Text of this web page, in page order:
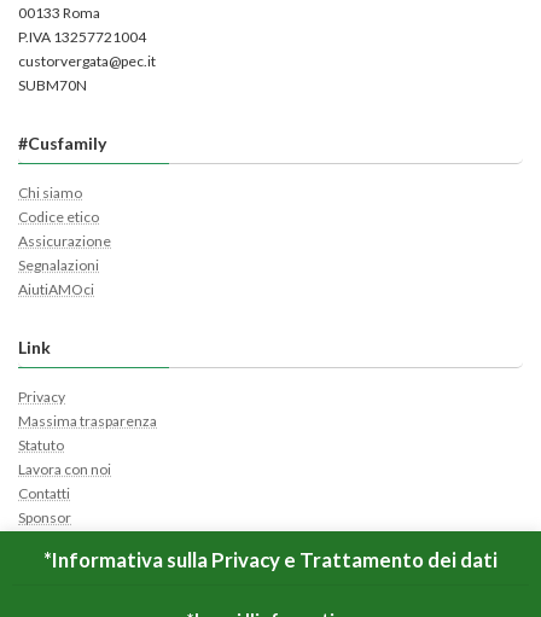
00133 Roma
P.IVA 13257721004
custorvergata@pec.it
SUBM70N
#Cusfamily
Chi siamo
Codice etico
Assicurazione
Segnalazioni
AiutiAMOci
Link
Privacy
Massima trasparenza
Statuto
Lavora con noi
Contatti
Sponsor
Apri Ticket
*Informativa sulla Privacy e Trattamento dei dati